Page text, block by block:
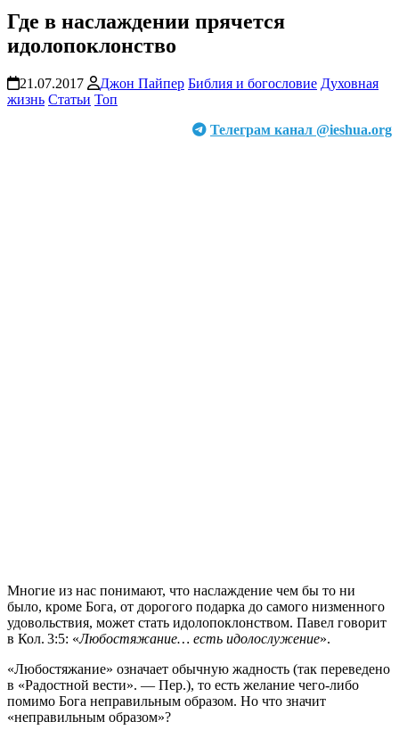
Где в наслаждении прячется
идолопоклонство
21.07.2017 Джон Пайпер Библия и богословие Духовная
жизнь Статьи Топ
Телеграм канал @ieshua.org
Многие из нас понимают, что наслаждение чем бы то ни
было, кроме Бога, от дорогого подарка до самого низменного
удовольствия, может стать идолопоклонством. Павел говорит
в Кол. 3:5: «Любостяжание… есть идолослужение».
«Любостяжание» означает обычную жадность (так переведено
в «Радостной вести». — Пер.), то есть желание чего-либо
помимо Бога неправильным образом. Но что значит
«неправильным образом»?